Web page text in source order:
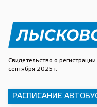
Свидетельство о
сентября 2025 г.
РАСПИСАНИЕ